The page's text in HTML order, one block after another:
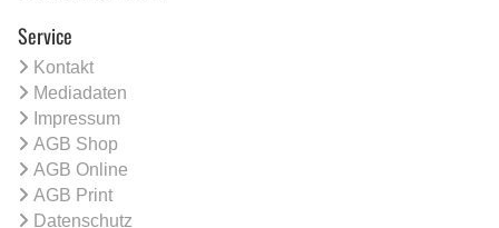
Service
Kontakt
Mediadaten
Impressum
AGB Shop
AGB Online
AGB Print
Datenschutz